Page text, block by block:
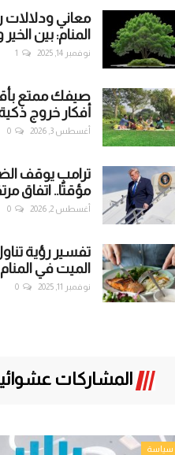
معاني ودلالات
المنام: بين الخير
نوفمبر 14, 2025 1
أفكار خروج
أغسطس 3, 2026 0
ترامب يوقف
مؤقتًا.. اتفاق
أغسطس 2, 2026 0
تفسير رؤية
الميت في المنام
نوفمبر 11, 2025 0
المشاركات
تحقيقات